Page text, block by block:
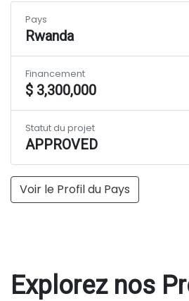
Voir le Profil du Pays
Pays
Rwanda
Financement
$ 3,300,000
Statut du projet
APPROVED
Explorez nos